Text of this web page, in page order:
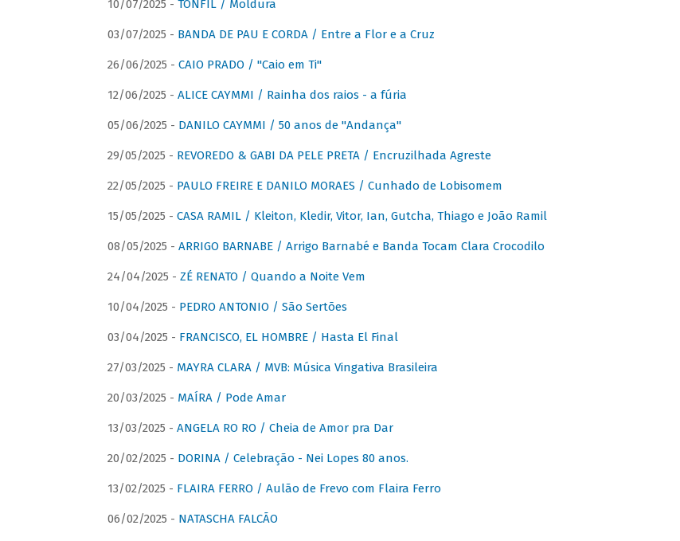
10/07/2025 - TONFIL / Moldura
03/07/2025 - BANDA DE PAU E CORDA / Entre a Flor e a Cruz
26/06/2025 - CAIO PRADO / "Caio em Ti"
12/06/2025 - ALICE CAYMMI / Rainha dos raios - a fúria
05/06/2025 - DANILO CAYMMI / 50 anos de "Andança"
29/05/2025 - REVOREDO & GABI DA PELE PRETA / Encruzilhada Agreste
22/05/2025 - PAULO FREIRE E DANILO MORAES / Cunhado de Lobisomem
15/05/2025 - CASA RAMIL / Kleiton, Kledir, Vitor, Ian, Gutcha, Thiago e João Ramil
08/05/2025 - ARRIGO BARNABE / Arrigo Barnabé e Banda Tocam Clara Crocodilo
24/04/2025 - ZÉ RENATO / Quando a Noite Vem
10/04/2025 - PEDRO ANTONIO / São Sertões
03/04/2025 - FRANCISCO, EL HOMBRE / Hasta El Final
27/03/2025 - MAYRA CLARA / MVB: Música Vingativa Brasileira
20/03/2025 - MAÍRA / Pode Amar
13/03/2025 - ANGELA RO RO / Cheia de Amor pra Dar
20/02/2025 - DORINA / Celebração - Nei Lopes 80 anos.
13/02/2025 - FLAIRA FERRO / Aulão de Frevo com Flaira Ferro
06/02/2025 - NATASCHA FALCÃO